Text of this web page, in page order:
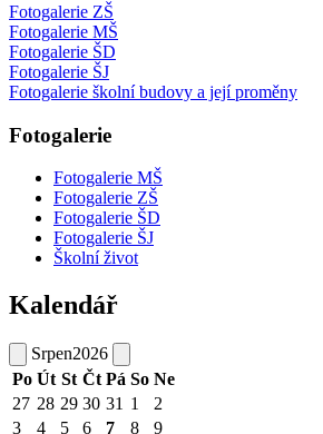
Fotogalerie ZŠ
Fotogalerie MŠ
Fotogalerie ŠD
Fotogalerie ŠJ
Fotogalerie školní budovy a její proměny
Fotogalerie
Fotogalerie MŠ
Fotogalerie ZŠ
Fotogalerie ŠD
Fotogalerie ŠJ
Školní život
Kalendář
Srpen2026
Po Út St Čt Pá So Ne
27 28 29 30 31 1
2
3
4 5 6 7 8 9